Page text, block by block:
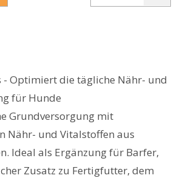
- Optimiert die tägliche Nähr- und
für Hunde
Grundversorgung mit
Nähr- und Vitalstoffen aus
Ideal als Ergänzung für Barfer,
Zusatz zu Fertigfutter, dem